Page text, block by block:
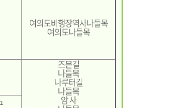
여의도비행장역사나들목
여의도나들목
즈믄길
나들목
나루터길
나들목
암 사